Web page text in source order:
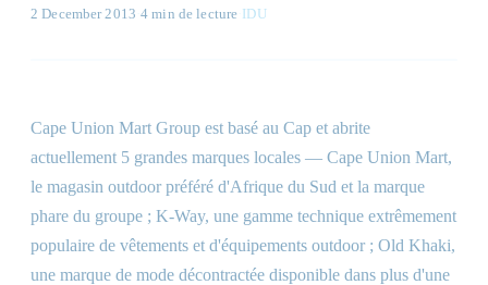
Ressources
🇫🇷
2 December 2013 ·4 min de lecture IDU
Cape Union Mart Group est basé au Cap et abrite
actuellement 5 grandes marques locales — Cape Union Mart,
le magasin outdoor préféré d'Afrique du Sud et la marque
phare du groupe ; K-Way, une gamme technique extrêmement
populaire de vêtements et d'équipements outdoor ; Old Khaki,
une marque de mode décontractée disponible dans plus d'une